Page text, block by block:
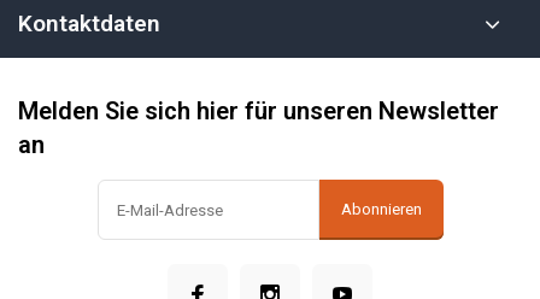
Kontaktdaten
Melden Sie sich hier für unseren Newsletter
an
Abonnieren